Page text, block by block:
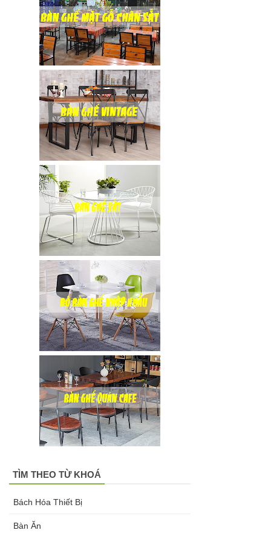
TÌM THEO TỪ KHOÁ
Bách Hóa Thiết Bị
Bàn Ăn